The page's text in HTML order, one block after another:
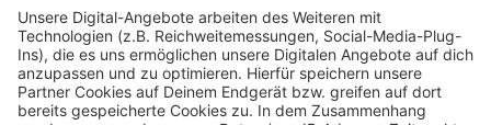
https://bit.ly/3aaPX5P
Anzeige